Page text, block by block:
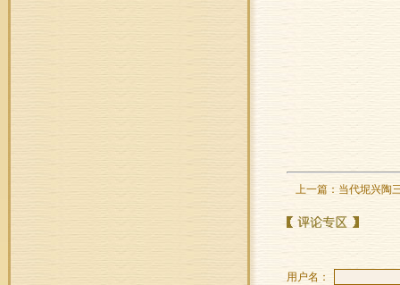
上一篇： 当代坭兴陶
用户名：